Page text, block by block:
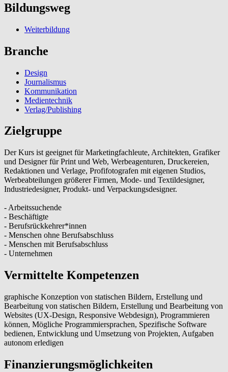
Bildungsweg
Weiterbildung
Branche
Design
Journalismus
Kommunikation
Medientechnik
Verlag/Publishing
Zielgruppe
Der Kurs ist geeignet für Marketingfachleute, Architekten, Grafiker
und Designer für Print und Web, Werbeagenturen, Druckereien,
Redaktionen und Verlage, Profifotografen mit eigenen Studios,
Werbeabteilungen größerer Firmen, Mode- und Textildesigner,
Industriedesigner, Produkt- und Verpackungsdesigner.
- Arbeitssuchende
- Beschäftigte
- Berufsrückkehrer*innen
- Menschen ohne Berufsabschluss
- Menschen mit Berufsabschluss
- Unternehmen
Vermittelte Kompetenzen
graphische Konzeption von statischen Bildern, Erstellung und
Bearbeitung von statischen Bildern, Erstellung und Bearbeitung von
Websites (UX-Design, Responsive Webdesign), Programmieren
können, Mögliche Programmiersprachen, Spezifische Software
bedienen, Entwicklung und Umsetzung von Projekten, Aufgaben
autonom erledigen
Finanzierungsmöglichkeiten